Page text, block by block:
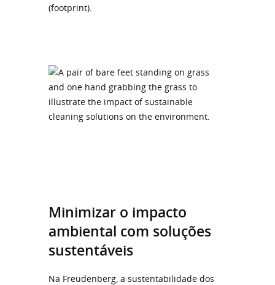
(footprint).
Minimizar o impacto
ambiental com soluções
sustentáveis
Na Freudenberg, a sustentabilidade dos